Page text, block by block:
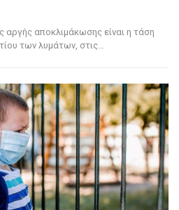
αργής αποκλιμάκωσης είναι η τάση
των λυμάτων, στις